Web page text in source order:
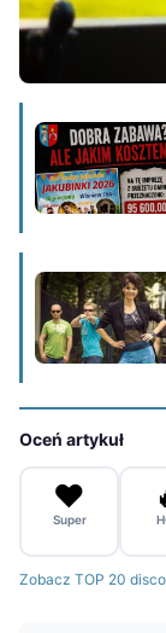
Oceń artykuł
❤️
Super
Zobacz TOP 20